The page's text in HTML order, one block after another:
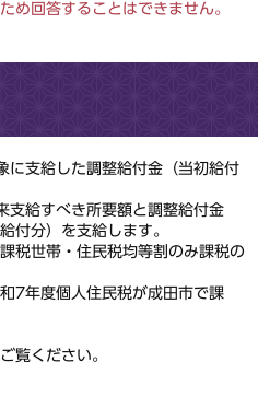
め回答することはできません。
支給した調整給付金（当初給付
給すべき所要額と調整給付金
付分）を支給します。
税世帯・住民税均等割のみ課税の
7年度個人住民税が成田市で課
覧ください。